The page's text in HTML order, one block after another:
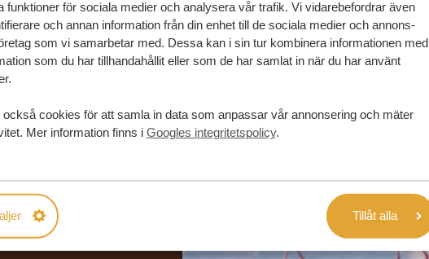
funktioner för sociala medier och analysera vår trafik. Vi vidarebefordrar även
och annan information från din enhet till de sociala medier och annons-
som vi samarbetar med. Dessa kan i sin tur kombinera informationen med
som du har tillhandahållit eller som de har samlat in när du har använt
också cookies för att samla in data som anpassar vår annonsering och mäter
Mer information finns i Googles integritetspolicy.
Tillåt alla
drömresa